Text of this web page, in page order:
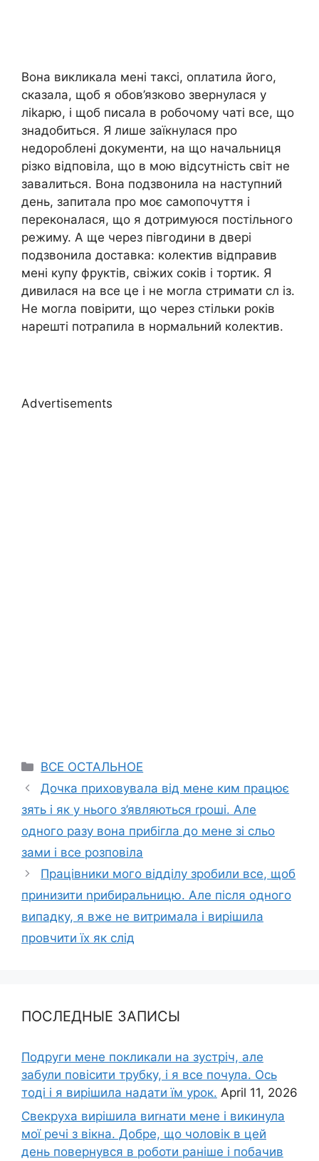
Вона викликала мені таксі, оплатила його,
сказала, щоб я обов’язково звернулася у
ліkарю, і щоб писала в робочому чаті все, що
знадобиться. Я лише заїкнулася про
недороблені документи, на що начальниця
різко відповіла, що в мою відсутність світ не
завалиться. Вона подзвонила на наступний
день, запитала про моє самопочуття і
переконалася, що я дотримуюся постільного
режиму. А ще через півгодини в двері
подзвонила доставка: колектив відправив
мені купу фруктів, свіжих соків і тортик. Я
дивилася на все це і не могла стримати сл із.
Не могла повірити, що через стільки років
нарешті потрапила в нормальний колектив.
Advertisements
Categories
ВСЕ ОСТАЛЬНОЕ
Дочка приховувала від мене ким працює
зять і як у нього з’являються rроші. Але
одного разу вона прибігла до мене зі сльо
зами і все розповіла
Працівники мого відділу зробили все, щоб
принизити nрибиральницю. Але після одного
випадку, я вже не витримала і вирішила
провчити їх як слід
ПОСЛЕДНЫЕ ЗАПИСЫ
Подруги мене покликали на зустріч, але
забули повісити трубку, і я все почула. Ось
тоді і я вирішила надати їм урок. April 11, 2026
Свекруха вирішила виrнати мене і викинула
мої речі з вікна. Добре, що чоловік в цей
день повернувся в роботи раніше і побачив